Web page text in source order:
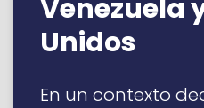
Venezuela
Unidos
En un contexto